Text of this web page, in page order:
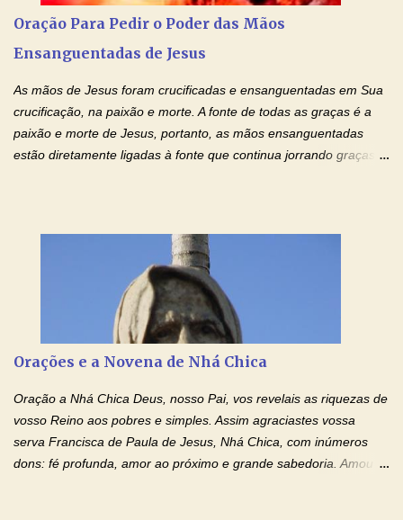
de orgulho. Nada faz de inconveniente, não procura o seu próprio
interesse, não se irrita, não guarda rancor. Não se alegra com a
Oração Para Pedir o Poder das Mãos
Ensanguentadas de Jesus
As mãos de Jesus foram crucificadas e ensanguentadas em Sua
crucificação, na paixão e morte. A fonte de todas as graças é a
paixão e morte de Jesus, portanto, as mãos ensanguentadas
estão diretamente ligadas à fonte que continua jorrando graças
ensanguentadas, chagadas e abertas, sobre mim, neste
momento. Sinto-me completamente sem forças para prosseguir,
carregando as minhas cruzes. Preciso que a força e o poder de
Tuas Mãos, que suportaram a mais profunda dor ao serem
pregadas na Cruz, reergam-me e curem-me agora. Jesus, não
amo. Nós precisamos desesperadamente de cura física e
espiritual, através do toque consolador de tuas Mãos
ensanguentadas e infinitamente poderosas. Eu reconheço,
apesar de toda a minha limitação e da infinidade dos meus ...
Orações e a Novena de Nhá Chica
Oração a Nhá Chica Deus, nosso Pai, vos revelais as riquezas de
vosso Reino aos pobres e simples. Assim agraciastes vossa
serva Francisca de Paula de Jesus, Nhá Chica, com inúmeros
dons: fé profunda, amor ao próximo e grande sabedoria. Amou a